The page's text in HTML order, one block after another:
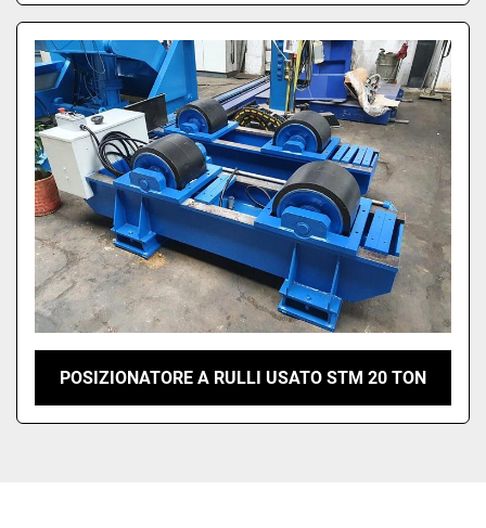
POSIZIONATORE A RULLI USATO STM 20 TON